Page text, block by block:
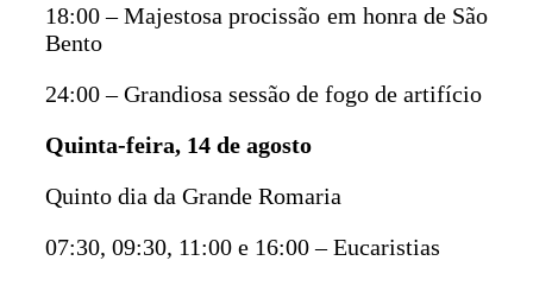
18:00 – Majestosa procissão em honra de São
Bento
24:00 – Grandiosa sessão de fogo de artifício
Quinta-feira, 14 de agosto
Quinto dia da Grande Romaria
07:30, 09:30, 11:00 e 16:00 – Eucaristias